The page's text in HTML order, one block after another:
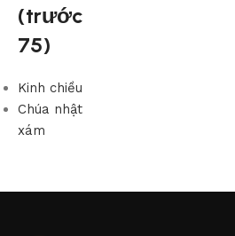
(trước
75)
Kinh chiều
Chúa nhật
xám